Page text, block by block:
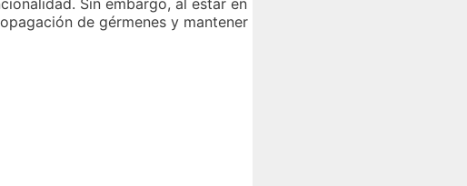
de gérmenes y mantener